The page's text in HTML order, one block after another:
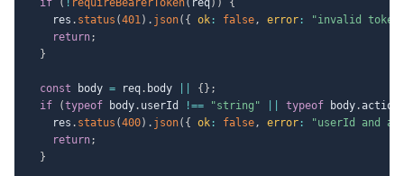
if ( ! requireBearerToken( req) )
{
    res
. status (401) . json( { ok : false, error :
"invalid
return;
}
const body = req. body { } ;
if
(typeof body. userId !== "string" typeof body.
    res
. status (400) . json( { ok : false, error :
"userId and
return;
}